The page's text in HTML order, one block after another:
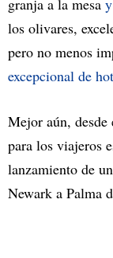
granja a la mesa y
los olivares,
pero no menos
excepcional de
Mejor aún, desde
para los viajeros
lanzamiento de
Newark a Palma